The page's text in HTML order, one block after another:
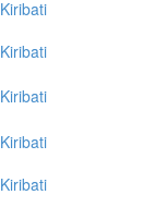
Kiribati
Kiribati
Kiribati
Kiribati
Kiribati